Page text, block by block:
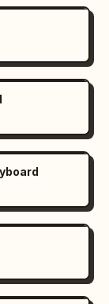
una hoja
Sin